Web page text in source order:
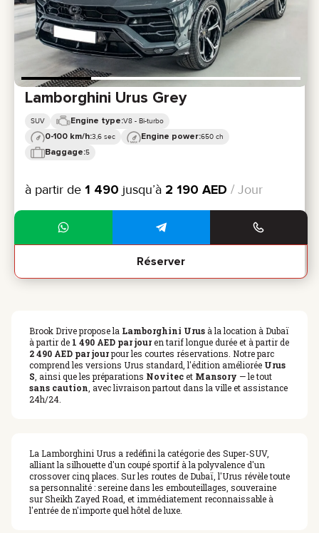
Lamborghini Urus Grey
SUV Engine type:V8 - Bi-turbo
0-100 km/h:3,6 sec Engine power:650 ch
Baggage:5
à partir de 1 490 jusqu’à 2 190 AED / Jour
Réserver
Brook Drive propose la Lamborghini Urus à la location à Dubaï
à partir de 1 490 AED par jouren tarif longue durée et à partir de
2 490 AED par jourpour les courtes réservations. Notre parc
comprend les versions Urus standard, l'édition améliorée Urus
S , ainsi que les préparations Novitecet Mansory — le tout
sans caution , avec livraison partout dans la ville et assistance
24h/24.
La Lamborghini Urus a redéfini la catégorie des Super-SUV,
alliant la silhouette d'un coupé sportif à la polyvalence d'un
crossover cinq places. Sur les routes de Dubaï, l'Urus révèle toute
sa personnalité : sereine dans les embouteillages, souveraine
sur Sheikh Zayed Road, et immédiatement reconnaissable à
l'entrée de n'importe quel hôtel de luxe.